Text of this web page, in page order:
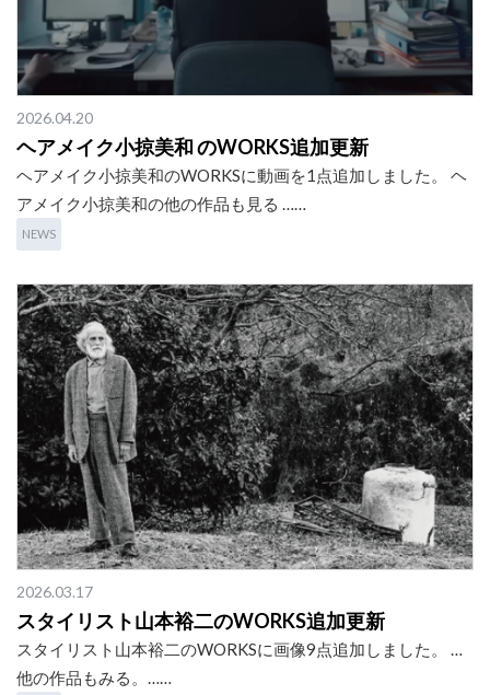
2026.04.20
ヘアメイク小掠美和 のWORKS追加更新
ヘアメイク小掠美和のWORKSに動画を1点追加しました。 ヘ
アメイク小掠美和の他の作品も見る ……
NEWS
2026.03.17
スタイリスト山本裕二のWORKS追加更新
スタイリスト山本裕二のWORKSに画像9点追加しました。 …
他の作品もみる。……